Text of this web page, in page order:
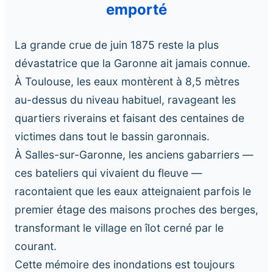
emporté
La grande crue de juin 1875 reste la plus
dévastatrice que la Garonne ait jamais connue.
À Toulouse, les eaux montèrent à 8,5 mètres
au-dessus du niveau habituel, ravageant les
quartiers riverains et faisant des centaines de
victimes dans tout le bassin garonnais.
À Salles-sur-Garonne, les anciens gabarriers —
ces bateliers qui vivaient du fleuve —
racontaient que les eaux atteignaient parfois le
premier étage des maisons proches des berges,
transformant le village en îlot cerné par le
courant.
Cette mémoire des inondations est toujours